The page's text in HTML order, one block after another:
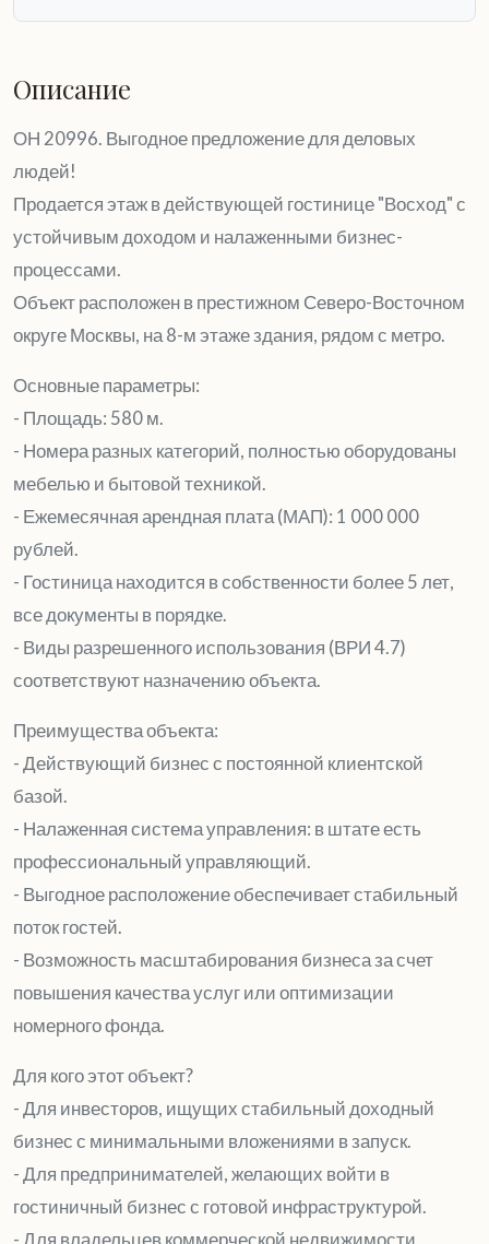
Описание
ОН 20996. Выгодное предложение для деловых
людей!
Продается этаж в действующей гостинице "Восход" с
устойчивым доходом и налаженными бизнес-
процессами.
Объект расположен в престижном Северо-Восточном
округе Москвы, на 8-м этаже здания, рядом с метро.
Основные параметры:
- Площадь: 580 м.
- Номера разных категорий, полностью оборудованы
мебелью и бытовой техникой.
- Ежемесячная арендная плата (МАП): 1 000 000
рублей.
- Гостиница находится в собственности более 5 лет,
все документы в порядке.
- Виды разрешенного использования (ВРИ 4.7)
соответствуют назначению объекта.
Преимущества объекта:
- Действующий бизнес с постоянной клиентской
базой.
- Налаженная система управления: в штате есть
профессиональный управляющий.
- Выгодное расположение обеспечивает стабильный
поток гостей.
- Возможность масштабирования бизнеса за счет
повышения качества услуг или оптимизации
номерного фонда.
Для кого этот объект?
- Для инвесторов, ищущих стабильный доходный
бизнес с минимальными вложениями в запуск.
- Для предпринимателей, желающих войти в
гостиничный бизнес с готовой инфраструктурой.
- Для владельцев коммерческой недвижимости,